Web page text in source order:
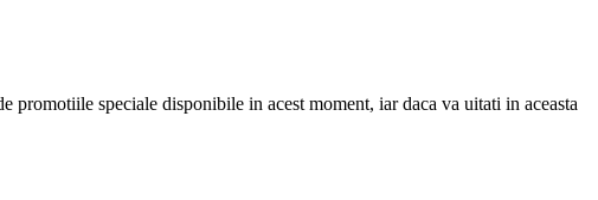
speciale disponibile in acest moment, iar daca va uitati in aceasta